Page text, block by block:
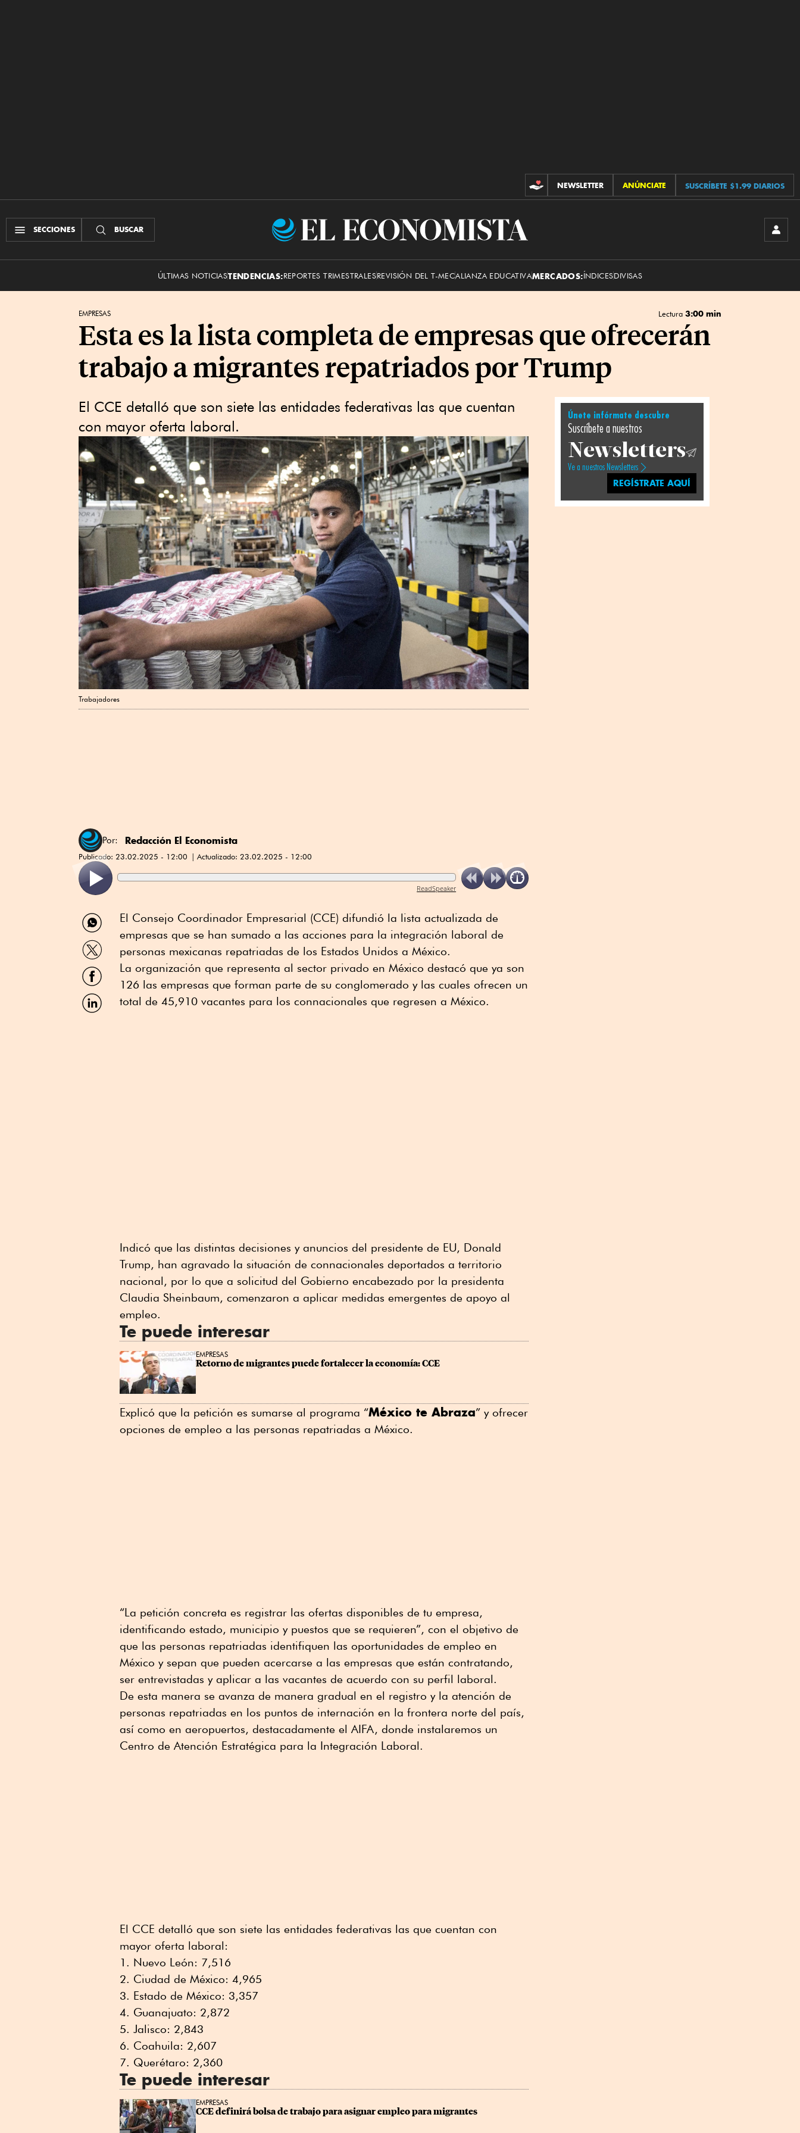
CONTRIBUCIONES
NEWSLETTER ANÚNCIATE SUSCRÍBETE $1.99 DIARIOS
SECCIONES BUSCAR
El
ÚLTIMAS NOTICIASTENDENCIAS:REPORTES TRIMESTRALESREVISIÓN DEL T-MECALIANZA EDUCATIVAMERCADOS:ÍNDICESDIVISAS
EMPRESAS Lectura 3:00 min
Esta es la lista completa de empresas que ofrecerán
trabajo a migrantes repatriados por Trump
El CCE detalló que son siete las entidades federativas las que cuentan
con mayor oferta laboral.
Trabajadores
Por: Redacción El Economista
Publicado: 23.02.2025 - 12:00 Actualizado: 23.02.2025 - 12:00
ReadSpeaker
Compartir
por
WhatsApp
Compartir
por
Twitter
Compartir
por
Facebook
Compartir
por
El Consejo Coordinador Empresarial (CCE) difundió la lista actualizada de
empresas que se han sumado a las acciones para la integración laboral de
personas mexicanas repatriadas de los Estados Unidos a México.
La organización que representa al sector privado en México destacó que ya son
126 las empresas que forman parte de su conglomerado y las cuales ofrecen un
total de 45,910 vacantes para los connacionales que regresen a México.
Indicó que las distintas decisiones y anuncios del presidente de EU, Donald
Trump, han agravado la situación de connacionales deportados a territorio
nacional, por lo que a solicitud del Gobierno encabezado por la presidenta
Claudia Sheinbaum, comenzaron a aplicar medidas emergentes de apoyo al
empleo.
Te puede interesar
EMPRESAS
Retorno de migrantes puede fortalecer la economía: CCE
Explicó que la petición es sumarse al programa “México te Abraza” y ofrecer
opciones de empleo a las personas repatriadas a México.
“La petición concreta es registrar las ofertas disponibles de tu empresa,
identificando estado, municipio y puestos que se requieren”, con el objetivo de
que las personas repatriadas identifiquen las oportunidades de empleo en
México y sepan que pueden acercarse a las empresas que están contratando,
ser entrevistadas y aplicar a las vacantes de acuerdo con su perfil laboral.
De esta manera se avanza de manera gradual en el registro y la atención de
personas repatriadas en los puntos de internación en la frontera norte del país,
así como en aeropuertos, destacadamente el AIFA, donde instalaremos un
Centro de Atención Estratégica para la Integración Laboral.
El CCE detalló que son siete las entidades federativas las que cuentan con
mayor oferta laboral:
Nuevo León: 7,516
Ciudad de México: 4,965
Estado de México: 3,357
Guanajuato: 2,872
Jalisco: 2,843
Coahuila: 2,607
Querétaro: 2,360
Te puede interesar
EMPRESAS
CCE definirá bolsa de trabajo para asignar empleo para migrantes
Únete infórmate descubre
Suscríbete a nuestros
Newsletters
Ve a nuestros Newsletters
REGÍSTRATE AQUÍ